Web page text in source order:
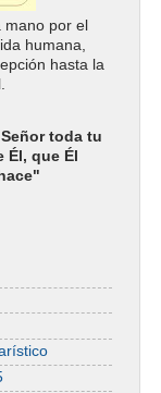
mano por el
humana,
hasta la
toda tu
Él, que Él